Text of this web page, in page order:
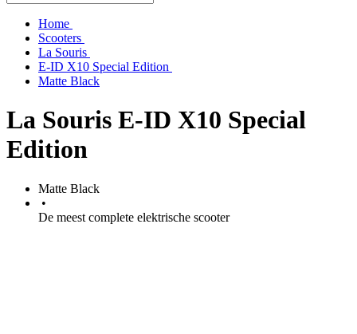
Home
Scooters
La Souris
E-ID X10 Special Edition
Matte Black
La Souris E-ID X10 Special
Edition
Matte Black
•
De meest complete elektrische scooter